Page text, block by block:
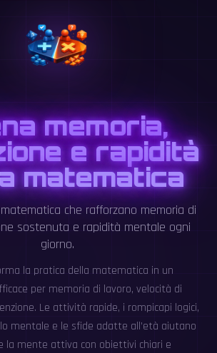
memoria,
e rapidità
matematica
che rafforzano memoria di
sostenuta e rapidità mentale ogni
giorno.
la pratica della matematica in un
per memoria di lavoro, velocità di
Le attività rapide, i rompicapi logici,
mentale e le sfide adatte all’età aiutano
la mente attiva con obiettivi chiari e